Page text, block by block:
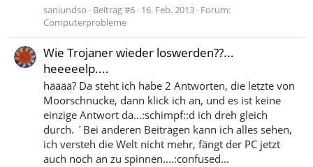
saniundso Beitrag #6 16. Feb. 2013 Forum:
Computerprobleme
Wie Trojaner wieder loswerden??...
heeeeelp....
hääää? Da steht ich habe 2 Antworten, die letzte von
Moorschnucke, dann klick ich an, und es ist keine
einzige Antwort da...:schimpf::d ich dreh gleich
durch. ´Bei anderen Beiträgen kann ich alles sehen,
ich versteh die Welt nicht mehr, fängt der PC jetzt
auch noch an zu spinnen....:confused...